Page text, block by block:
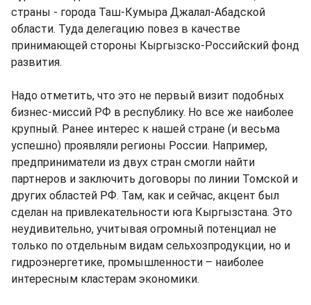
страны - города Таш-Кумыра Джалал-Абадской
области. Туда делегацию повез в качестве
принимающей стороны Кыргызско-Российский фонд
развития.
Надо отметить, что это не первый визит подобных
бизнес-миссий РФ в республику. Но все же наиболее
крупный. Ранее интерес к нашей стране (и весьма
успешно) проявляли регионы России. Например,
предприниматели из двух стран смогли найти
партнеров и заключить договоры по линии Томской и
других областей РФ. Там, как и сейчас, акцент был
сделан на привлекательности юга Кыргызстана. Это
неудивительно, учитывая огромный потенциал не
только по отдельным видам сельхозпродукции, но и
гидроэнергетике, промышленности – наиболее
интересным кластерам экономики.